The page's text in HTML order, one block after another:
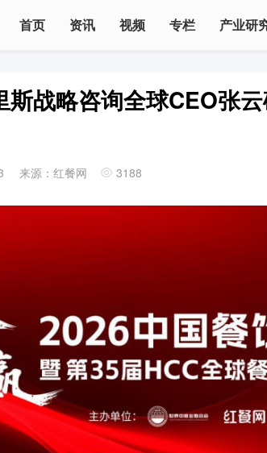
首页 资讯 视频 专栏 产业研
斯战略咨询全球CEO张
来源：红餐网 3188